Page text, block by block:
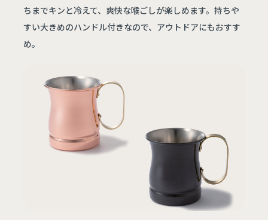
ちまでキンと冷えて、爽快な喉ごしが楽しめます。持ちや
すい大きめのハンドル付きなので、アウトドアにもおすす
め。